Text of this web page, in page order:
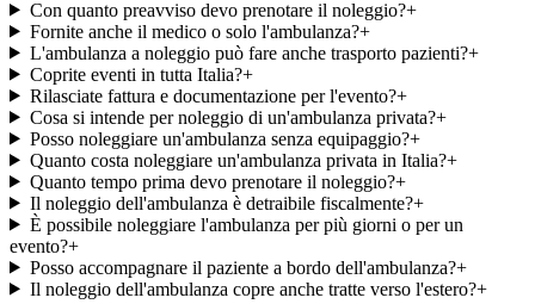
Con quanto preavviso devo prenotare il noleggio?+
Fornite anche il medico o solo l'ambulanza?+
L'ambulanza a noleggio può fare anche trasporto pazienti?+
Coprite eventi in tutta Italia?+
Rilasciate fattura e documentazione per l'evento?+
Cosa si intende per noleggio di un'ambulanza privata?+
Posso noleggiare un'ambulanza senza equipaggio?+
Quanto costa noleggiare un'ambulanza privata in Italia?+
Quanto tempo prima devo prenotare il noleggio?+
Il noleggio dell'ambulanza è detraibile fiscalmente?+
È possibile noleggiare l'ambulanza per più giorni o per un
evento?+
Posso accompagnare il paziente a bordo dell'ambulanza?+
Il noleggio dell'ambulanza copre anche tratte verso l'estero?+